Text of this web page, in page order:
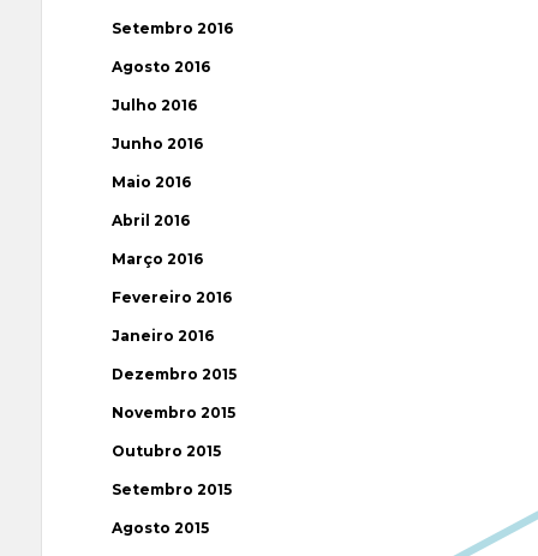
Setembro 2016
Agosto 2016
Julho 2016
Junho 2016
Maio 2016
Abril 2016
Março 2016
Fevereiro 2016
Janeiro 2016
Dezembro 2015
Novembro 2015
Outubro 2015
Setembro 2015
Agosto 2015